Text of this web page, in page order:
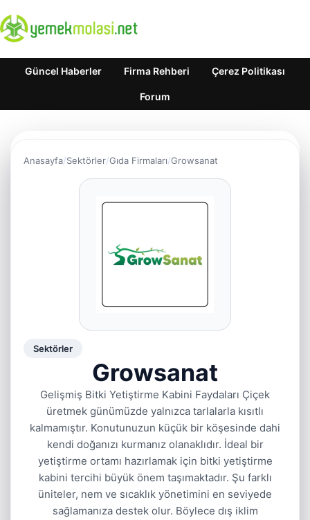
Güncel Haberler Firma Rehberi Çerez Politikası
Forum
Anasayfa Sektörler Gıda Firmaları Growsanat
Sektörler
Growsanat
Gelişmiş Bitki Yetiştirme Kabini Faydaları Çiçek
üretmek günümüzde yalnızca tarlalarla kısıtlı
kalmamıştır. Konutunuzun küçük bir köşesinde dahi
kendi doğanızı kurmanız olanaklıdır. İdeal bir
yetiştirme ortamı hazırlamak için bitki yetiştirme
kabini tercihi büyük önem taşımaktadır. Şu farklı
üniteler, nem ve sıcaklık yönetimini en seviyede
sağlamanıza destek olur. Böylece dış iklim